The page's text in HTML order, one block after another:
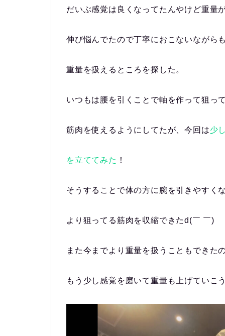
だいぶ感覚は良くなってたんやけど重量
伸び悩んでたので丁寧におこないながらも
重量を扱えるところを探した。
いつもは腰を引くことで軸を作って狙っ
筋肉を使えるようにしてたが、今回は少
を立ててみた ！
そうすることで体の方に腕を引きやすく
より狙ってる筋肉を収縮できたd(￣ ￣)
また今までより重量を扱うこともできた
もう少し感覚を磨いて重量も上げていこう